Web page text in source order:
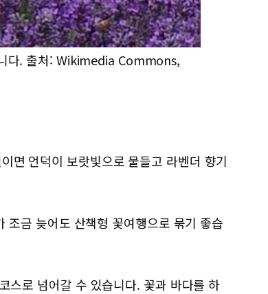
다. 출처: Wikimedia Commons,
면 언덕이 보랏빛으로 물들고 라벤더 향기
조금 늦어도 산책형 꽃여행으로 묶기 좋습
스로 넘어갈 수 있습니다. 꽃과 바다를 하